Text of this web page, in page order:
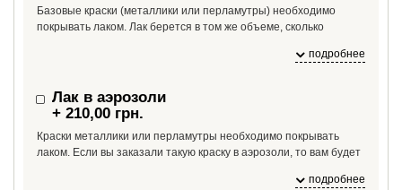
Базовые краски (металлики или перламутры) необходимо
покрывать лаком. Лак берется в том же объеме, сколько
подробнее
Лак в аэрозоли
+ 210,00 грн.
Краски металлики или перламутры необходимо покрывать
лаком. Если вы заказали такую краску в аэрозоли, то вам будет
подробнее